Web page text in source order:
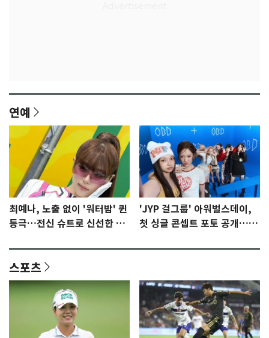
연예
최예나, 노출 없이 '워터밤' 퀸
등극…전신 슈트로 신선한 충
'JYP 걸그룹' 아워벌스데이,
첫 싱글 콘셉트 포토 공개…청
스포츠